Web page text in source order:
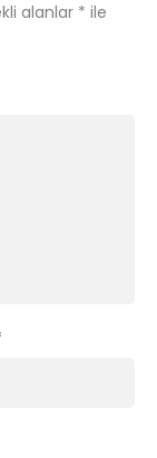
alanlar * ile